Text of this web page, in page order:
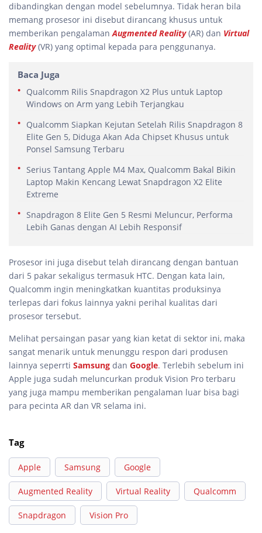
dibandingkan dengan model sebelumnya. Tidak heran bila
memang prosesor ini disebut dirancang khusus untuk
memberikan pengalamanAugmented Reality (AR) dan Virtual
Reality(VR) yang optimal kepada para penggunanya.
Baca Juga
Qualcomm Rilis Snapdragon X2 Plus untuk Laptop
Windows on Arm yang Lebih Terjangkau
Qualcomm Siapkan Kejutan Setelah Rilis Snapdragon 8
Elite Gen 5, Diduga Akan Ada Chipset Khusus untuk
Ponsel Samsung Terbaru
Serius Tantang Apple M4 Max, Qualcomm Bakal Bikin
Laptop Makin Kencang Lewat Snapdragon X2 Elite
Extreme
Snapdragon 8 Elite Gen 5 Resmi Meluncur, Performa
Lebih Ganas dengan AI Lebih Responsif
Prosesor ini juga disebut telah dirancang dengan bantuan
dari 5 pakar sekaligus termasuk HTC. Dengan kata lain,
Qualcomm ingin meningkatkan kuantitas produksinya
terlepas dari fokus lainnya yakni perihal kualitas dari
prosesor tersebut.
Melihat persaingan pasar yang kian ketat di sektor ini, maka
sangat menarik untuk menunggu respon dari produsen
lainnya seperrti Samsung dan Google. Terlebih sebelum ini
Apple juga sudah meluncurkan produk Vision Pro terbaru
yang juga mampu memberikan pengalaman luar bisa bagi
para pecinta AR dan VR selama ini.
Tag
Apple Samsung Google
Augmented Reality Virtual Reality Qualcomm
Snapdragon Vision Pro